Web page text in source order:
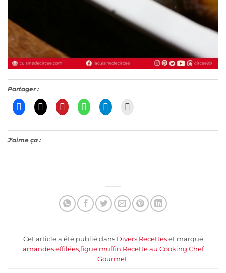
Partager :
J’aime ça :
Cet article a été publié dans Divers,Recetteset marqué
amandes effilées,figue,muffin,Recette au Cooking Chef
Gourmet.